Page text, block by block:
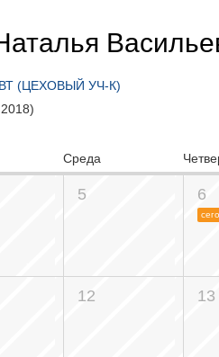
(ЦЕХОВЫЙ УЧ-К)
Среда
5 6
12 13